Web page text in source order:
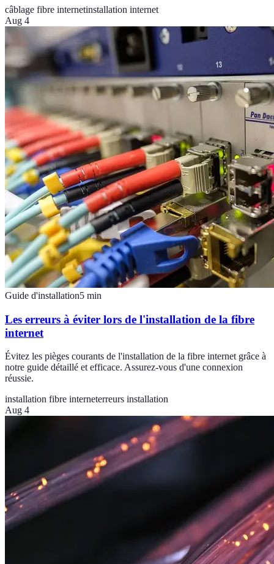
câblage fibre internetinstallation internet
Aug 4
Guide d'installation5 min
Les erreurs à éviter lors de l'installation de la fibre
internet
Évitez les pièges courants de l'installation de la fibre internet grâce à
notre guide détaillé et efficace. Assurez-vous d'une connexion
réussie.
installation fibre interneterreurs installation
Aug 4